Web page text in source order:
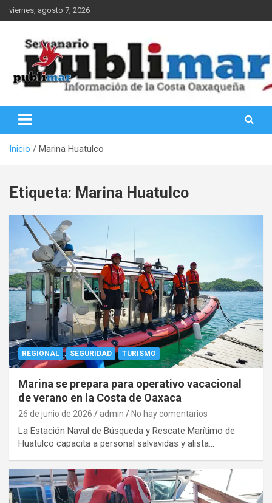
Saltar
al
viernes, agosto 7, 2026
PubliMar
Inicio Marina Huatulco
Etiqueta: Marina Huatulco
REGIONAL SEGURIDAD TURISMO
Marina se prepara para operativo vacacional
de verano en la Costa de Oaxaca
26 de junio de 2026 admin No hay comentarios
La Estación Naval de Búsqueda y Rescate Marítimo de
Huatulco capacita a personal salvavidas y alista…